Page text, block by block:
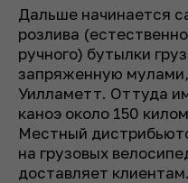
Дальше начинается
розлива
ручного) бутылки
запряженную мулами,
Уилламетт. Оттуда
каноэ около 150
Местный
на грузовых
доставляет клиентам.